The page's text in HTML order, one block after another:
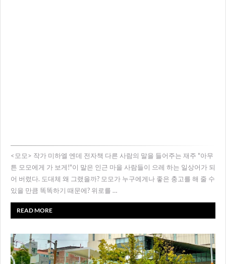
<모모> 작가 미하엘 엔데 전자책 다른 사람의 말을 들어주는 재주 "아무
튼 모모에게 가 보게!"이 말은 인근 마을 사람들이 으레 하는 일상어가 되
어 버렸다. 도대체 왜 그랬을까? 모모가 누구에게나 좋은 충고를 해 줄 수
있을 만큼 똑똑하기 때문에? 위로를 …
READ MORE